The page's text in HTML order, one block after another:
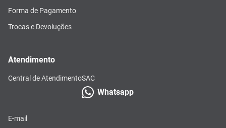
Forma de Pagamento
Trocas e Devoluções
Atendimento
Central de AtendimentoSAC
Whatsapp
E-mail